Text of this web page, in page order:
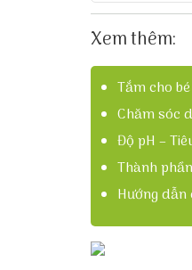
Xem thêm:
Tắm cho
Chăm sóc
Độ pH –
Thành
Hướng